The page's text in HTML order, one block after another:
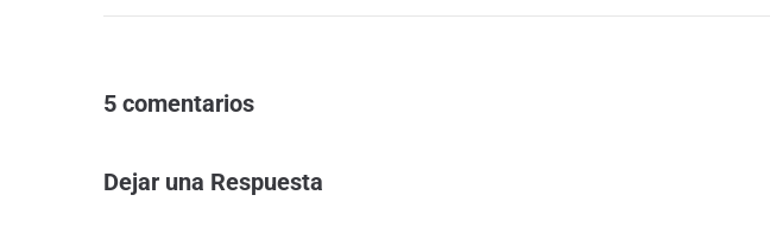
5 comentarios
Dejar una Respuesta